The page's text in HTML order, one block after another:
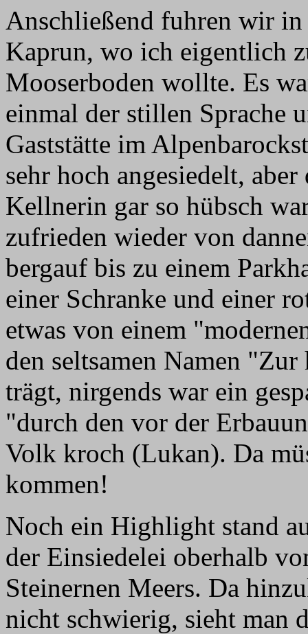
Anschließend fuhren wir
Kaprun, wo ich eigentlich
Mooserboden wollte. Es
einmal der stillen Sprache
Gaststätte im
sehr hoch angesiedelt,
Kellnerin gar so hübsch
zufrieden wieder von
bergauf bis zu einem
einer Schranke und einer
etwas von einem
den seltsamen Namen
trägt, nirgends war ein
"durch den vor der
Volk kroch (Lukan). Da
kommen!
Noch ein Highlight stand
der Einsiedelei oberhalb
Steinernen Meers. Da
nicht schwierig, sieht man